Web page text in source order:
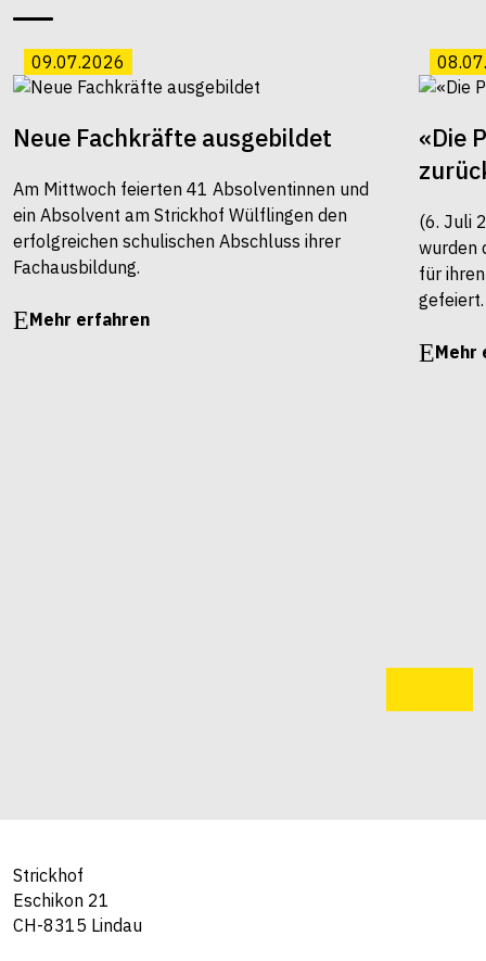
09.07.2026
Neue Fachkräfte ausgebildet
Am Mittwoch feierten 41 Absolventinnen und
ein Absolvent am Strickhof Wülflingen den
erfolgreichen schulischen Abschluss ihrer
Fachausbildung.
Mehr erfahren
«Die
(6. Juli
wurden
für
gefeiert.
Mehr
Strickhof
Eschikon 21
CH-8315 Lindau